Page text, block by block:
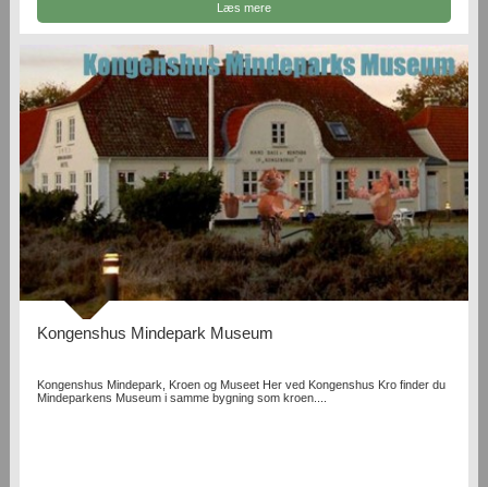
Læs mere
Kongenshus Mindepark Museum
Kongenshus Mindepark, Kroen og Museet Her ved Kongenshus Kro finder du
Mindeparkens Museum i samme bygning som kroen....